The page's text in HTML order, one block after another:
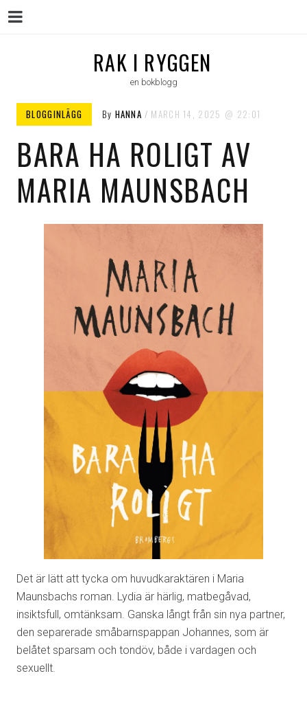
RAK I RYGGEN
en bokblogg
BLOGGINLÄGG By HANNA MARCH 14, 2025 22:01
BARA HA ROLIGT AV
MARIA MAUNSBACH
Det är lätt att tycka om huvudkaraktären i Maria
Maunsbachs roman. Lydia är härlig, matbegåvad,
insiktsfull, omtänksam. Ganska långt från sin nya partner,
den separerade småbarnspappan Johannes, som är
belåtet sparsam och tondöv, både i vardagen och
sexuellt.
Menu